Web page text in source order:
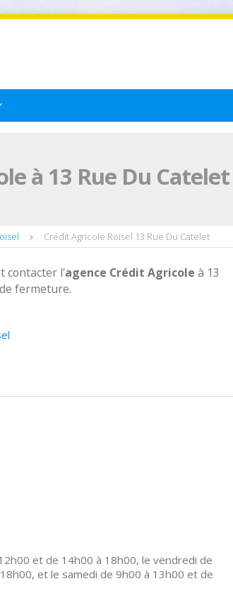
à 13 Rue Du
Crédit Agricole Roisel 13 Rue Du Catelet
contacter l'agence Crédit Agricole à 13
fermeture.
et de 14h00 à 18h00, le vendredi de
et le samedi de 9h00 à 13h00 et de